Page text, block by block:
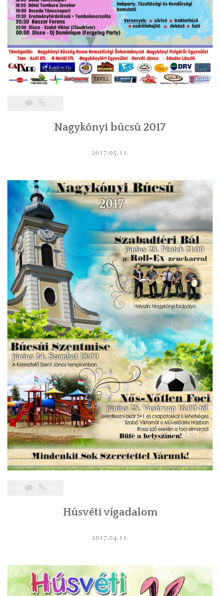
Nagykónyi búcsú 2017
2017.05.11.
Húsvéti vígadalom
2017.04.11.